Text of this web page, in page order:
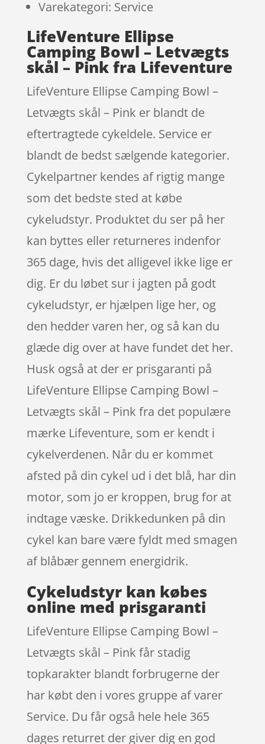
Varekategori: Service
LifeVenture Ellipse
Camping Bowl – Letvægts
skål – Pink fra Lifeventure
LifeVenture Ellipse Camping Bowl –
Letvægts skål – Pink er blandt de
eftertragtede cykeldele. Service er
blandt de bedst sælgende kategorier.
Cykelpartner kendes af rigtig mange
som det bedste sted at købe
cykeludstyr. Produktet du ser på her
kan byttes eller returneres indenfor
365 dage, hvis det alligevel ikke lige er
dig. Er du løbet sur i jagten på godt
cykeludstyr, er hjælpen lige her, og
den hedder varen her, og så kan du
glæde dig over at have fundet det her.
Husk også at der er prisgaranti på
LifeVenture Ellipse Camping Bowl –
Letvægts skål – Pink fra det populære
mærke Lifeventure, som er kendt i
cykelverdenen. Når du er kommet
afsted på din cykel ud i det blå, har din
motor, som jo er kroppen, brug for at
indtage væske. Drikkedunken på din
cykel kan bare være fyldt med smagen
af blåbær gennem energidrik.
Cykeludstyr kan købes
online med prisgaranti
LifeVenture Ellipse Camping Bowl –
Letvægts skål – Pink får stadig
topkarakter blandt forbrugerne der
har købt den i vores gruppe af varer
Service. Du får også hele hele 365
dages returret der giver dig en god